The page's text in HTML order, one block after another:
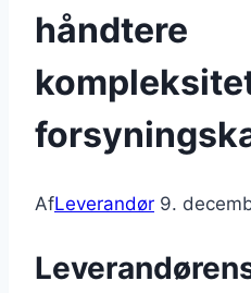
håndtere
AfLeverandør 9.